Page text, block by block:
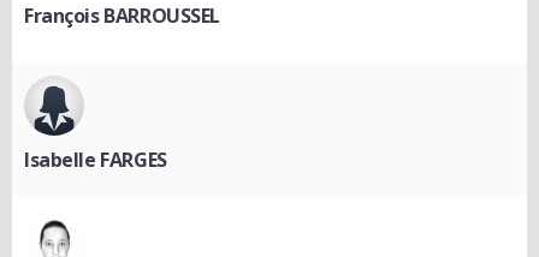
François BARROUSSEL
Isabelle FARGES